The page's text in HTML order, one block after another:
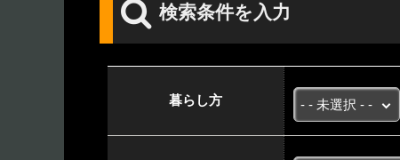
検索条件を入力
暮らし方